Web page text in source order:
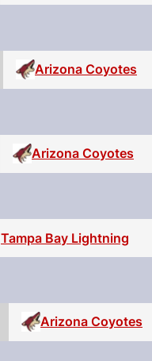
Arizona Coyotes
Arizona Coyotes
Tampa Bay Lightning
Arizona Coyotes